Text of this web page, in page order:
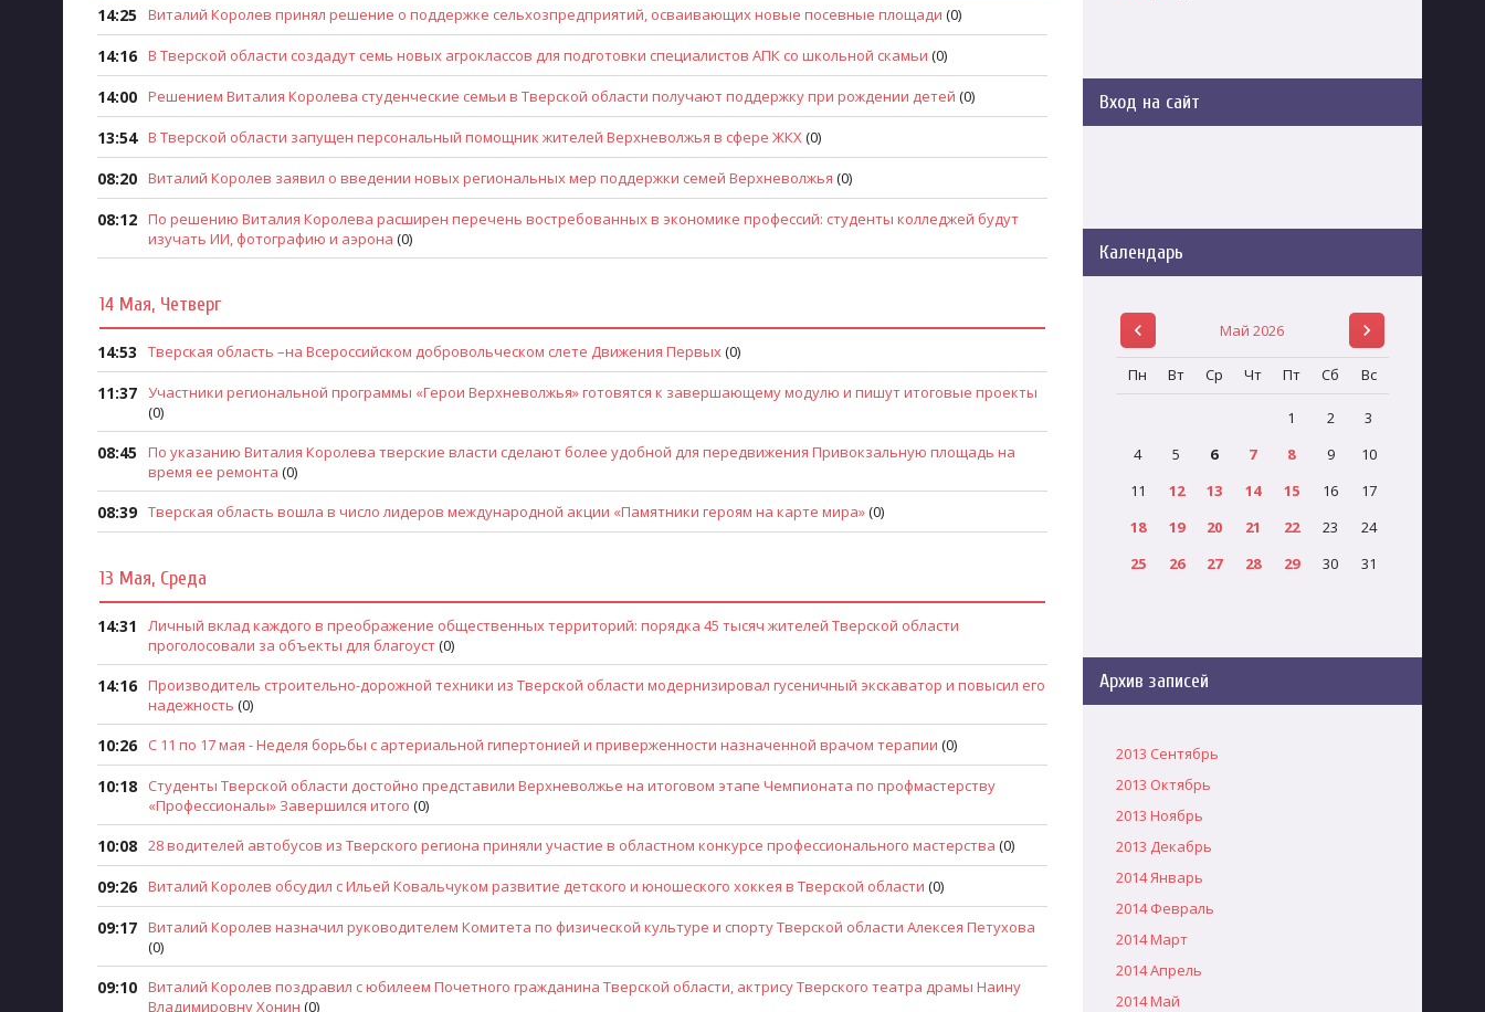
14:25 Виталий Королев принял решение о поддержке сельхозпредприятий, осваивающих новые посевные площади (0)
14:16 В Тверской области создадут семь новых агроклассов для подготовки специалистов АПК со школьной скамьи (0)
14:00 Решением Виталия Королева студенческие семьи в Тверской области получают поддержку при рождении детей (0)
13:54 В Тверской области запущен персональный помощник жителей Верхневолжья в сфере ЖКХ(0)
08:20 Виталий Королев заявил о введении новых региональных мер поддержки семей Верхневолжья (0)
08:12 По решению Виталия Королева расширен перечень востребованных в экономике профессий: студенты колледжей будут
изучать ИИ, фотографию и аэрона (0)
14 Мая, Четверг
14:53 Тверская область –на Всероссийском добровольческом слете Движения Первых(0)
11:37 Участники региональной программы «Герои Верхневолжья» готовятся к завершающему модулю и пишут итоговые проекты
(0)
08:45
По указанию Виталия Королева тверские власти сделают более удобной для передвижения Привокзальную площадь на
время ее ремонта (0)
08:39 Тверская область вошла в число лидеров международной акции «Памятники героям на карте мира»(0)
13 Мая, Среда
14:31
Личный вклад каждого в преображение общественных территорий: порядка 45 тысяч жителей Тверской области
проголосовали за объекты для благоуст(0)
14:16 Производитель строительно-дорожной техники из Тверской области модернизировал гусеничный экскаватор и повысил его
надежность (0)
10:26 С 11 по 17 мая - Неделя борьбы с артериальной гипертонией и приверженности назначенной врачом терапии (0)
10:18
Студенты Тверской области достойно представили Верхневолжье на итоговом этапе Чемпионата по профмастерству
«Профессионалы» Завершился итого (0)
10:08 28 водителей автобусов из Тверского региона приняли участие в областном конкурсе профессионального мастерства (0)
09:26 Виталий Королев обсудил с Ильей Ковальчуком развитие детского и юношеского хоккея в Тверской области (0)
09:17 Виталий Королев назначил руководителем Комитета по физической культуре и спорту Тверской области Алексея Петухова
(0)
09:10 Виталий Королев поздравил с юбилеем Почетного гражданина Тверской области, актрису Тверского театра драмы Наину
Владимировну Хонин (0)
Вход на сайт
Календарь
Май 2026
Пн Вт Ср Чт Пт Сб Вс
1 2
3
4
5 6 7 8 9
10
11
12 13 14 15 16
17
18
19 20 21 22 23
24
25
26 27 28 29 30 31
Архив записей
2013 Сентябрь
2013 Октябрь
2013 Ноябрь
2013 Декабрь
2014 Январь
2014 Февраль
2014 Март
2014 Апрель
2014 Май